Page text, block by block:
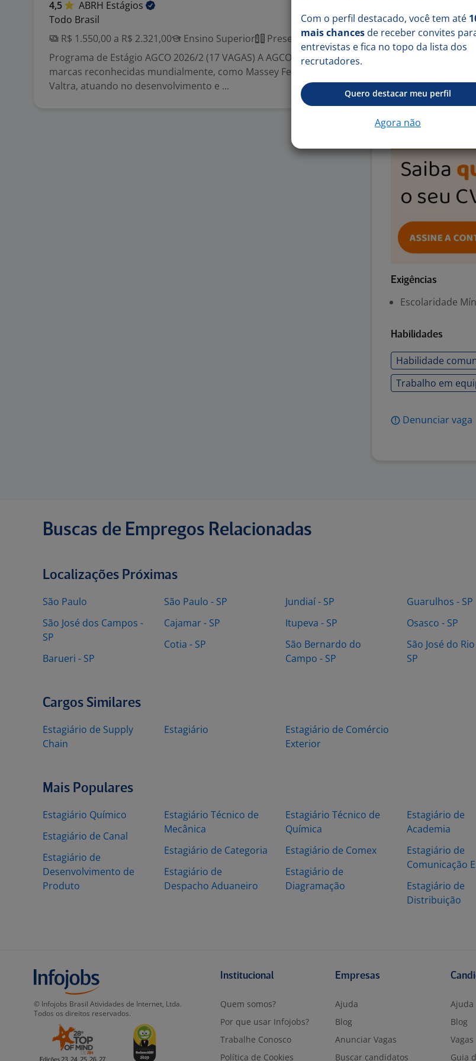
4,5 ABRH Estágios
Todo Brasil
R$ 1.550,00 a R$ 2.321,00
Ensino Superior
Presencial
Programa de Estágio AGCO 2026/2 (17 VAGAS) A AGCO reúne
marcas reconhecidas mundialmente, como Massey Ferguson e
Valtra, atuando no desenvolvimento e ...
-. Refeição no local
-. Oriente-me
Tipo de contrato e
Área Profissional:
Comércio
Exigências
Escolaridade
Habilidades
Habilidade
Trabalho em
Denunciar vaga
Buscas de Empregos Relacionadas
Localizações Próximas
São Paulo
São José dos Campos -
SP
Barueri - SP
São Paulo - SP
Cajamar - SP
Cotia - SP
Jundiaí - SP
Itupeva - SP
São Bernardo do
Campo - SP
Guarulhos - SP
Osasco - SP
São José do
SP
Cargos Similares
Estagiário de Supply
Chain
Estagiário
Estagiário de Comércio
Exterior
Mais Populares
Estagiário Químico
Estagiário de Canal
Estagiário de
Desenvolvimento de
Produto
Estagiário Técnico de
Mecânica
Estagiário de Categoria
Estagiário de
Despacho Aduaneiro
Estagiário Técnico de
Química
Estagiário de Comex
Estagiário de
Diagramação
Estagiário de
Academia
Estagiário de
Comunicação
Estagiário de
Distribuição
Com o perfil destacado, você tem até
mais chances de receber convites
entrevistas e fica no topo da lista dos
recrutadores.
Quero destacar meu perfil
Agora não
© Infojobs Brasil Atividades de Internet, Ltda.
Todos os direitos reservados.
Institucional
Quem somos?
Por que usar Infojobs?
Trabalhe Conosco
Política de Cookies
Empresas
Ajuda
Blog
Anunciar Vagas
Buscar candidatos
Ajuda
Blog
Vagas
Guia